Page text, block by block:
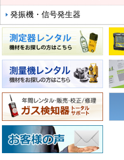
発振機・信号発生器